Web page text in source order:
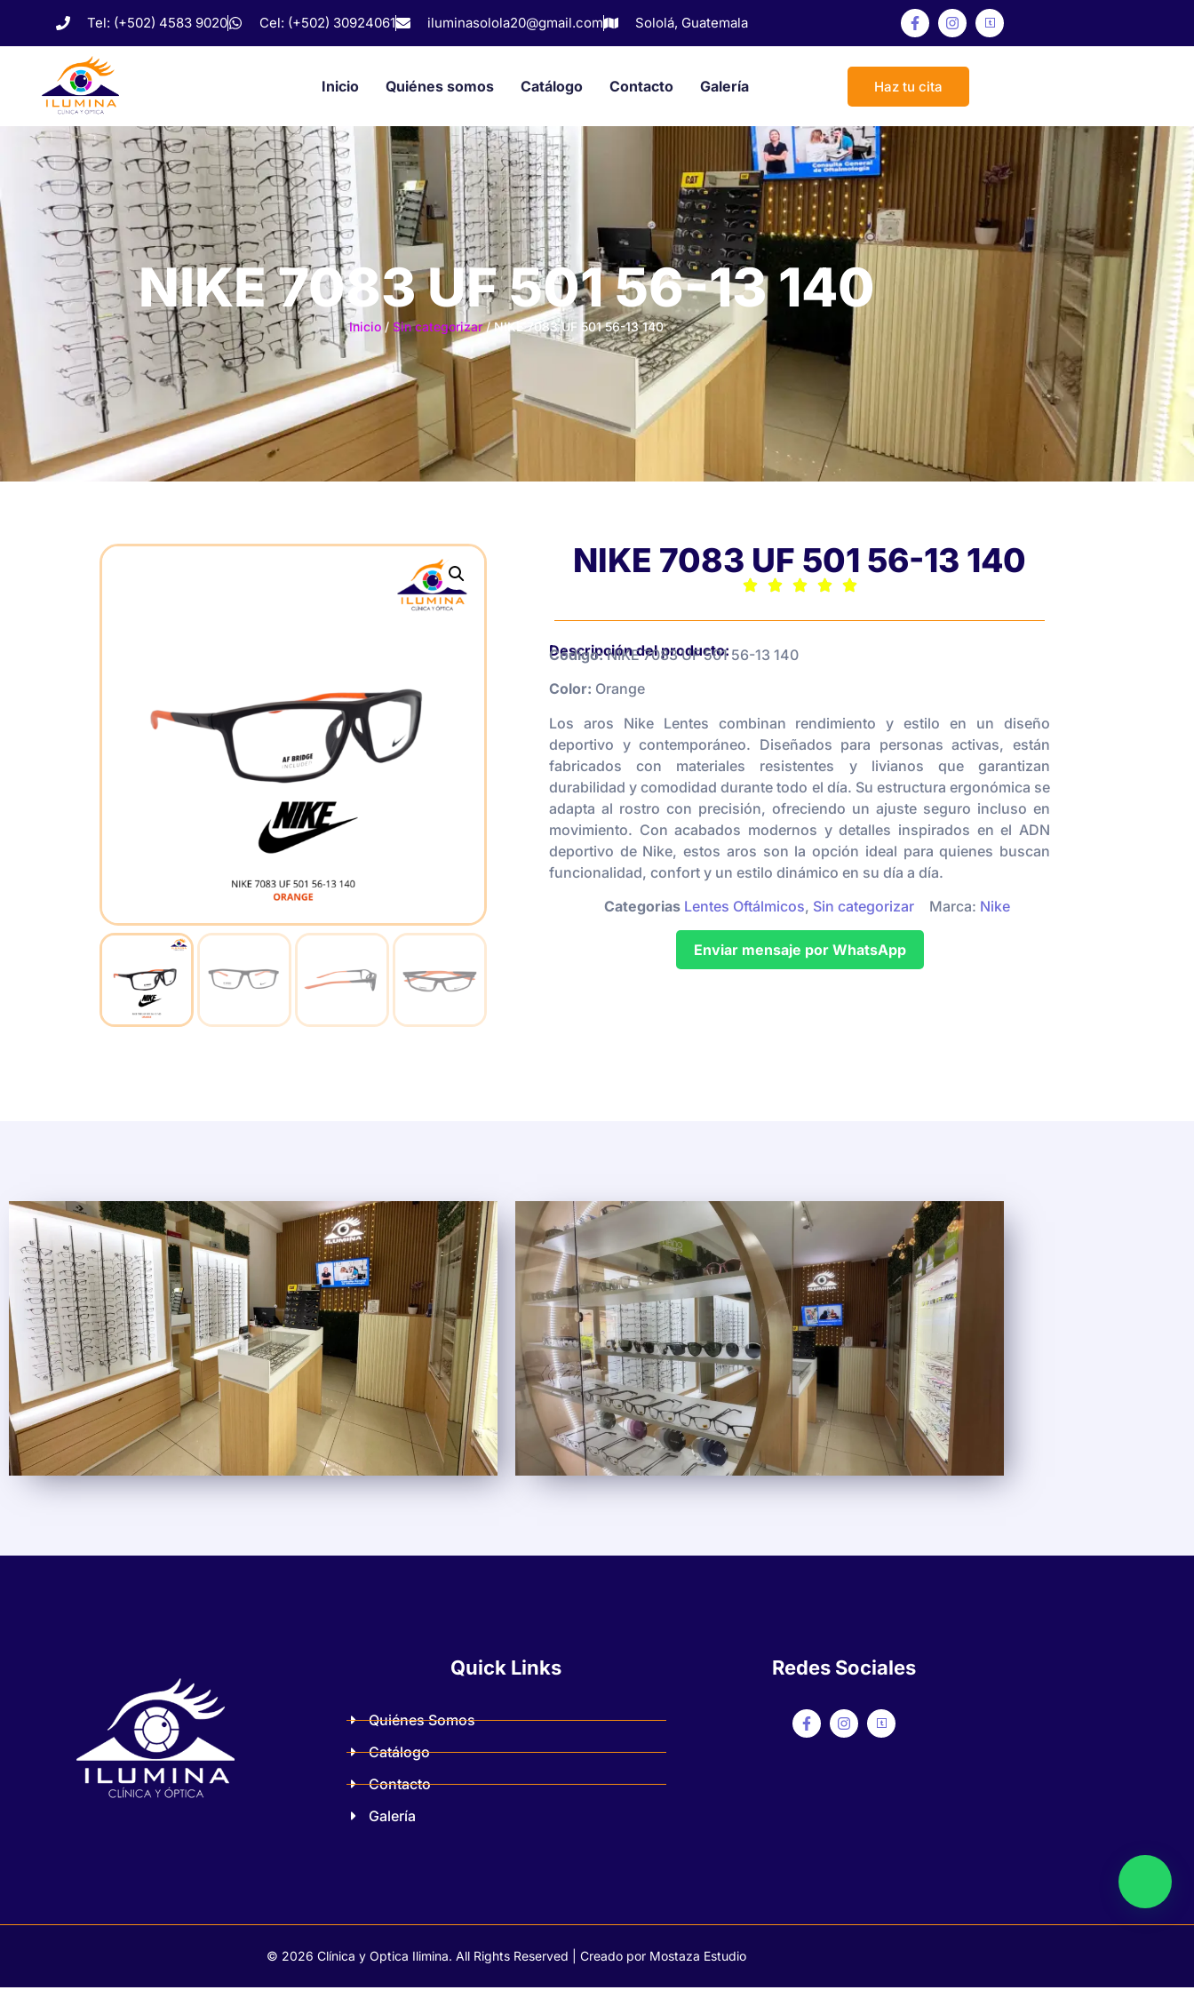
Tel: (+502) 4583 9020 Cel: (+502) 30924061 iluminasolola20@gmail.com Sololá, Guatemala
Inicio Quiénes somos Catálogo Contacto Galería Haz tu cita
NIKE 7083 UF 501 56-13 140
Inicio/ Sin categorizar/ NIKE 7083 UF 501 56-13 140
NIKE 7083 UF 501 56-13 140
Descripción del producto:
Código: NIKE 7083 UF 501 56-13 140
Color: Orange
Los aros Nike Lentes combinan rendimiento y estilo en un diseño
deportivo y contemporáneo. Diseñados para personas activas, están
fabricados con materiales resistentes y livianos que garantizan
durabilidad y comodidad durante todo el día. Su estructura ergonómica se
adapta al rostro con precisión, ofreciendo un ajuste seguro incluso en
movimiento. Con acabados modernos y detalles inspirados en el ADN
deportivo de Nike, estos aros son la opción ideal para quienes buscan
funcionalidad, confort y un estilo dinámico en su día a día.
Categorias Lentes Oftálmicos, Sin categorizar Marca: Nike
Enviar mensaje por WhatsApp
Quick Links
Quiénes Somos
Catálogo
Contacto
Galería
Redes Sociales
© 2026 Clínica y Optica Ilimina. All Rights Reserved | Creado por Mostaza Estudio